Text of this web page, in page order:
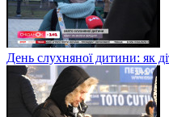
День слухняної дитини: як